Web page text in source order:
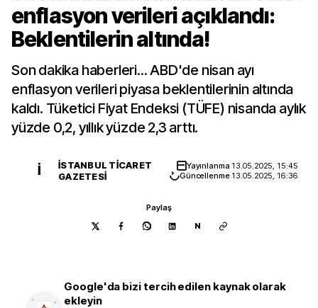
enflasyon verileri açıklandı:
Beklentilerin altında!
Son dakika haberleri... ABD'de nisan ayı
enflasyon verileri piyasa beklentilerinin altında
kaldı. Tüketici Fiyat Endeksi (TÜFE) nisanda aylık
yüzde 0,2, yıllık yüzde 2,3 arttı.
İ
İSTANBUL TICARET
GAZETESI
Yayınlanma 13.05.2025, 15:45
Güncellenme 13.05.2025, 16:36
Paylaş
N
Google'da bizi tercih edilen kaynak olarak
ekleyin